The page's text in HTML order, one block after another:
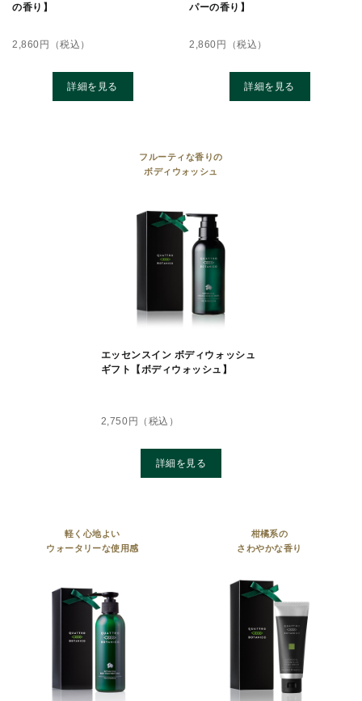
の香り】
2,860 円（税込）
詳細を見る
パーの香り】
2,860 円（税込）
詳細を見る
フルーティな香りの
ボディウォッシュ
エッセンスイン ボディウォッシュ
ギフト【ボディウォッシュ】
2,750 円（税込）
詳細を見る
軽く心地よい
ウォータリーな使用感
柑橘系の
さわやかな香り